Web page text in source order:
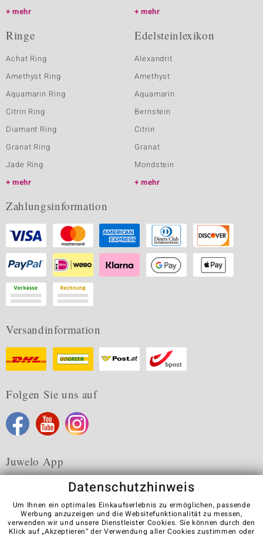
mehr
mehr
Ringe
Achat Ring
Amethyst Ring
Aquamarin Ring
Citrin Ring
Diamant Ring
Granat Ring
Jade Ring
mehr
Edelsteinlexikon
Alexandrit
Amethyst
Aquamarin
Bernstein
Citrin
Granat
Mondstein
mehr
Zahlungsinformation
Versandinformation
Folgen Sie uns auf
Juwelo App
Karriere AGB Datenschutz Cookies
Impressum
Datenschutzhinweis
Um Ihnen ein optimales Einkaufserlebnis zu ermöglichen, passende
Werbung anzuzeigen und die Websitefunktionalität zu messen,
verwenden wir und unsere Dienstleister Cookies. Sie können durch den
Klick auf „Akzeptieren“ der Verwendung aller Cookies zustimmen oder